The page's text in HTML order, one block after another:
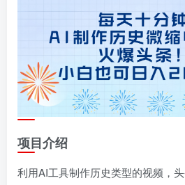
项目介绍
利用AI工具制作历史类型的视频，